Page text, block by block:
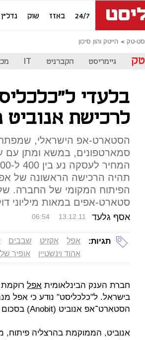
24/7 באזז שוק נדל"ן
טק הייטק והון סיכון
גיימריסט הקברניט IT
בלעדי
לרכישת
הסטארט-אפ הישראלי, שמפתח
סמארטפונים, במשא ומתן עם
תהיה הרכישה הראשונה של
הפיתוח המקומי של החברה.
סטארט-אפים במאות מיליוני
אסף גלעד 06:54 13.12.11
תגיות: אפל אקזיט שבבים
אהוד וינשטיין
אופיר
חברת הענק הבינלאומית אפל
בישראל. ל"כלכליסט" נודע כי אפל
הסטארט־אפ אנוביט (Anobit) בסכום המוערך ב־500-400 מיליון דולר.
אנוביט, הממוקמת בהרצליה פיתוח,